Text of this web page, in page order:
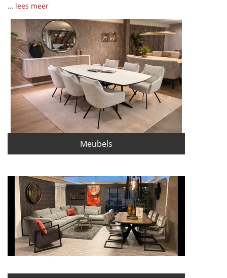
… lees meer
Meubels